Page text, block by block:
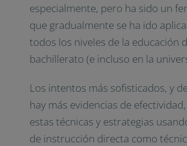
especialmente, pero ha sido un
que gradualmente se ha ido
todos los niveles de la educación
bachillerato (e incluso en la
Los intentos más sofisticados, y
hay más evidencias de
estas técnicas y estrategias
de instrucción directa como